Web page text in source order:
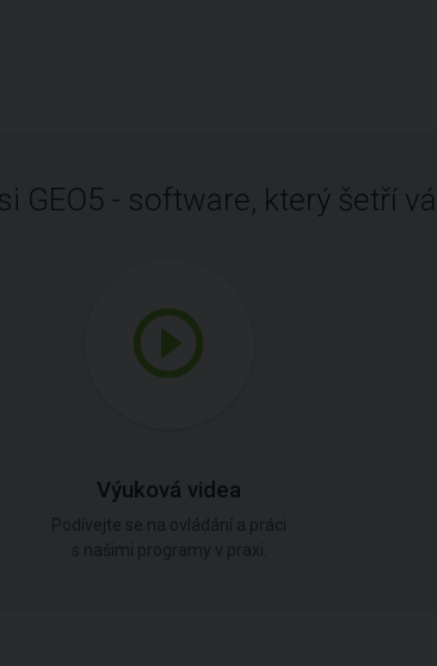
GEO5 - software, který šetří
Výuková videa